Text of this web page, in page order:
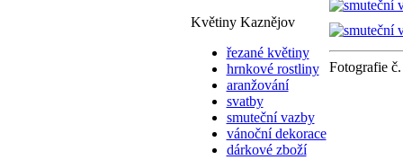
Květiny Kaznějov
řezané květiny
hrnkové rostliny
aranžování
svatby
smuteční vazby
vánoční dekorace
dárkové zboží
Fotografie